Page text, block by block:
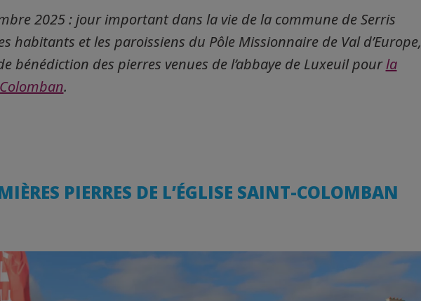
2025 : jour important dans la vie de la commune de Serris
habitants et les paroissiens du Pôle Missionnaire de Val d’Europe,
bénédiction des pierres venues de l’abbaye de Luxeuil pourla
.
PIERRES DE L’ÉGLISE SAINT-COLOMBAN